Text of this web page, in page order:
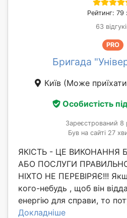
Рейтинг: 79
63
PRO
Бригада
Київ (Може
Особистість
Зареєстрований 8
Був на сайті 27
ЯКІСТЬ - ЦЕ ВИКОНАННЯ
АБО ПОСЛУГИ
НІХТО НЕ ПЕРЕВІРЯЄ!!!
кого-небудь , щоб він
енергію для справи, то
Докладніше